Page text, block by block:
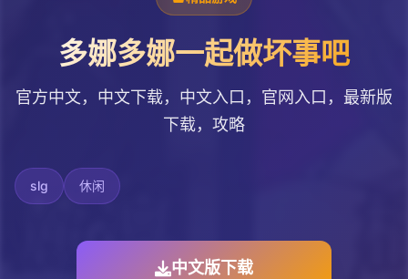
多娜多娜一起做坏事吧
官方中文，中文下载，中文入口，官网入口，最新版
下载，攻略
slg 休闲
中文版下载